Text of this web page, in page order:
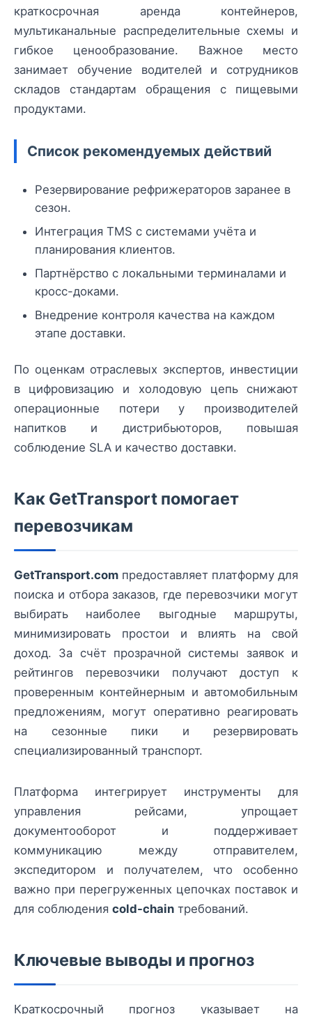
краткосрочная аренда контейнеров,
мультиканальные распределительные схемы и
гибкое ценообразование. Важное место
занимает обучение водителей и сотрудников
складов стандартам обращения с пищевыми
продуктами.
Список рекомендуемых действий
Резервирование рефрижераторов заранее в
сезон.
Интеграция TMS с системами учёта и
планирования клиентов.
Партнёрство с локальными терминалами и
кросс-доками.
Внедрение контроля качества на каждом
этапе доставки.
По оценкам отраслевых экспертов, инвестиции
в цифровизацию и холодовую цепь снижают
операционные потери у производителей
напитков и дистрибьюторов, повышая
соблюдение SLA и качество доставки.
Как GetTransport помогает
перевозчикам
GetTransport.com предоставляет платформу для
поиска и отбора заказов, где перевозчики могут
выбирать наиболее выгодные маршруты,
минимизировать простои и влиять на свой
доход. За счёт прозрачной системы заявок и
рейтингов перевозчики получают доступ к
проверенным контейнерным и автомобильным
предложениям, могут оперативно реагировать
на сезонные пики и резервировать
специализированный транспорт.
Платформа интегрирует инструменты для
управления рейсами, упрощает
документооборот и поддерживает
коммуникацию между отправителем,
экспедитором и получателем, что особенно
важно при перегруженных цепочках поставок и
для соблюдения cold-chain требований.
Ключевые выводы и прогноз
Краткосрочный прогноз указывает на